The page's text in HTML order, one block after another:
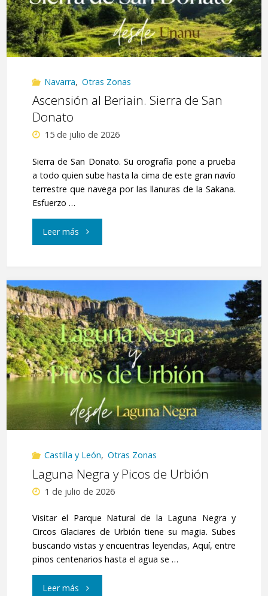
Navarra, Otras Zonas
Ascensión al Beriain. Sierra de San
Donato
15 de julio de 2026
Sierra de San Donato. Su orografía pone a prueba
a todo quien sube hasta la cima de este gran navío
terrestre que navega por las llanuras de la Sakana.
Esfuerzo …
Leer más"Ascensión
Beriain.
Sierra
de
San
Donato"
Castilla y León, Otras Zonas
Laguna Negra y Picos de Urbión
1 de julio de 2026
Visitar el Parque Natural de la Laguna Negra y
Circos Glaciares de Urbión tiene su magia. Subes
buscando vistas y encuentras leyendas, Aquí, entre
pinos centenarios hasta el agua se …
Leer más"Laguna